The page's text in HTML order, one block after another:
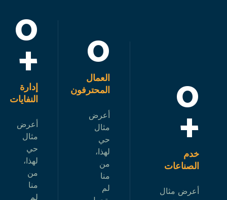
0
+
خدم
الصناعات
أعرض مثال
0
العمال
المحترفون
أعرض
مثال
حي
لهذا،
من
منا
لم
0
+
إدارة
النفايات
أعرض
مثال
حي
لهذا،
من
منا
لم